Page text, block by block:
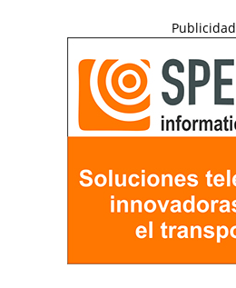
Publicidad